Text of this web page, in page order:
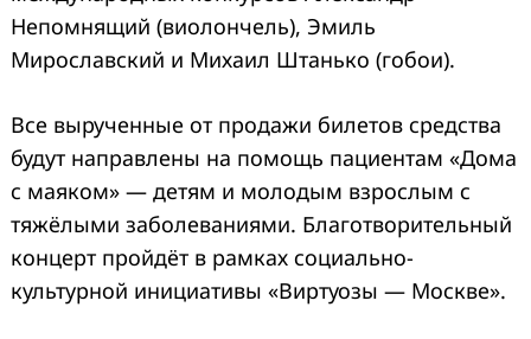
Непомнящий (виолончель), Эмиль
Мирославский и Михаил Штанько (гобои).
Все вырученные от продажи билетов средства
будут направлены на помощь пациентам «Дома
с маяком» — детям и молодым взрослым с
тяжёлыми заболеваниями. Благотворительный
концерт пройдёт в рамках социально-
культурной инициативы «Виртуозы — Москве».